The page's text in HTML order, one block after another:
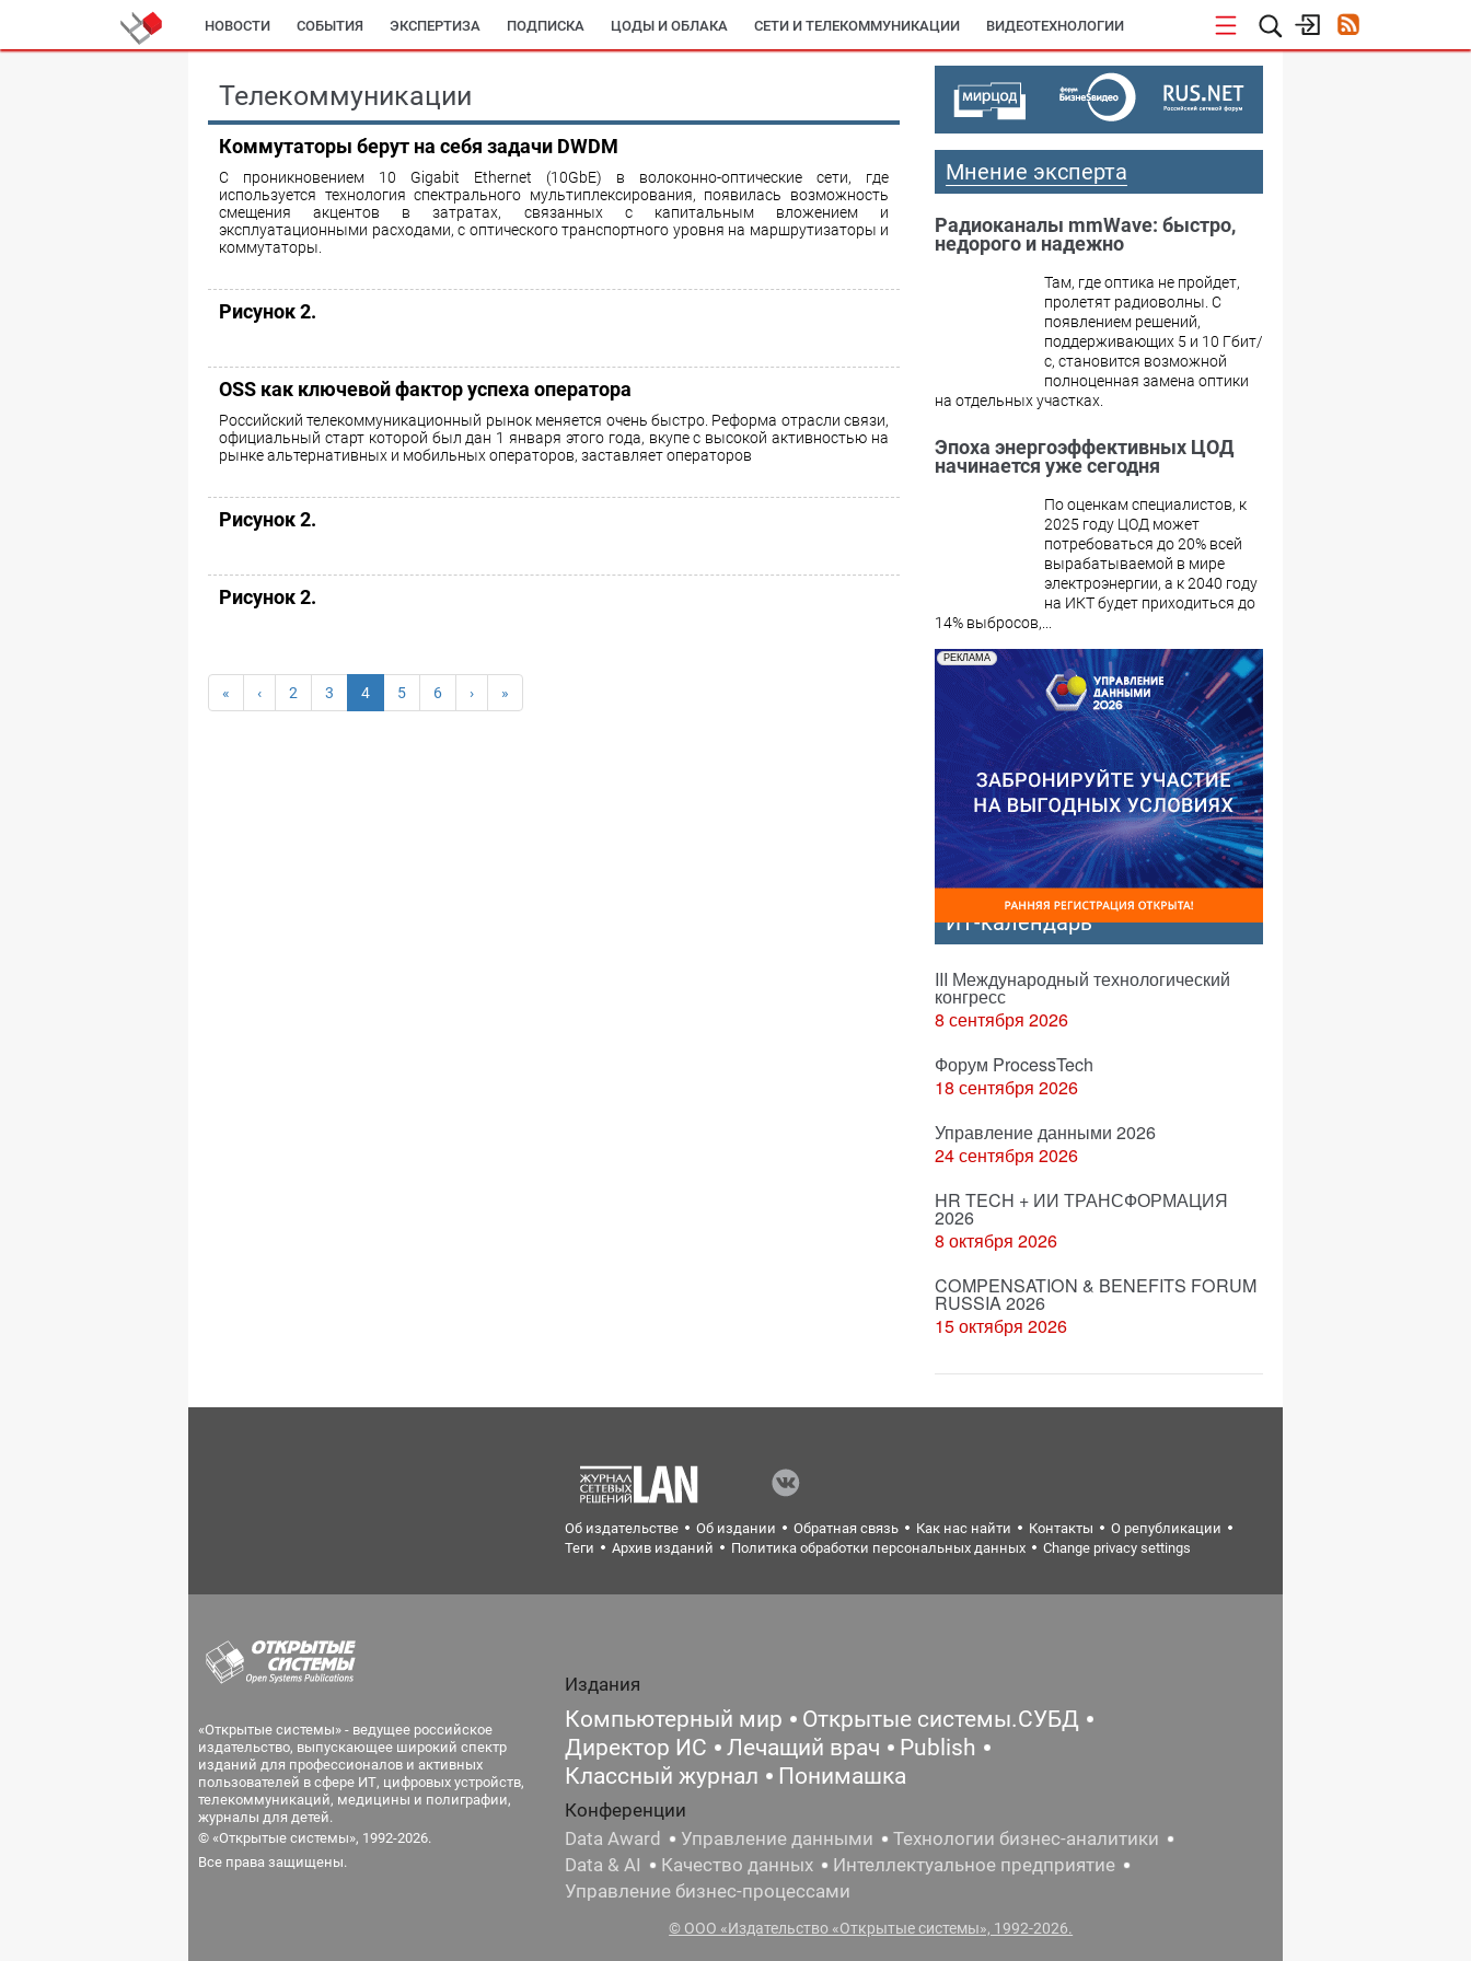
НОВОСТИ СОБЫТИЯ ЭКСПЕРТИЗА ПОДПИСКА ЦОДЫ И ОБЛАКА СЕТИ И ТЕЛЕКОММУНИКАЦИИ ВИДЕОТЕХНОЛОГИИ
Телекоммуникации
Коммутаторы берут на себя задачи DWDM
С проникновением 10 Gigabit Ethernet (10GbE) в волоконно-оптические сети, где
используется технология спектрального мультиплексирования, появилась возможность
смещения акцентов в затратах, связанных с капитальным вложением и
эксплуатационными расходами, с оптического транспортного уровня на маршрутизаторы и
коммутаторы.
Рисунок 2.
OSS как ключевой фактор успеха оператора
Российский телекоммуникационный рынок меняется очень быстро. Реформа отрасли связи,
официальный старт которой был дан 1 января этого года, вкупе с высокой активностью на
рынке альтернативных и мобильных операторов, заставляет операторов
Рисунок 2.
Рисунок 2.
« ‹ 2 3 4 5 6 › »
Мнение эксперта
Радиоканалы mmWave: быстро,
недорого и надежно
Там, где оптика не пройдет,
пролетят радиоволны. С
появлением решений,
поддерживающих 5 и 10 Гбит/
с, становится возможной
полноценная замена оптики
на отдельных участках.
Эпоха энергоэффективных ЦОД
начинается уже сегодня
По оценкам специалистов, к
2025 году ЦОД может
потребоваться до 20% всей
вырабатываемой в мире
электроэнергии, а к 2040 году
на ИКТ будет приходиться до
14% выбросов,...
РЕКЛАМА
ИТ-календарь
III Международный технологический
конгресс
8 сентября 2026
Форум ProcessTech
18 сентября 2026
Управление данными 2026
24 сентября 2026
HR TECH + ИИ ТРАНСФОРМАЦИЯ
2026
8 октября 2026
COMPENSATION & BENEFITS FORUM
RUSSIA 2026
15 октября 2026
Об издательстве Об издании Обратная связь Как нас найти Контакты
О републикации
Теги
Архив изданий Политика обработки персональных данных Change privacy settings
«Открытые системы» - ведущее российское
издательство, выпускающее широкий спектр
изданий для профессионалов и активных
пользователей в сфере ИТ, цифровых устройств,
телекоммуникаций, медицины и полиграфии,
журналы для детей.
© «Открытые системы», 1992-2026.
Все права защищены.
Издания
Компьютерный мир
Открытые системы.СУБД
Директор ИС
Лечащий врач
Publish
Классный журнал
Понимашка
Конференции
Data Award
Управление данными
Технологии бизнес-аналитики
Data & AI
Качество данных
Интеллектуальное предприятие
Управление бизнес-процессами
© ООО «Издательство «Открытые системы», 1992-2026.